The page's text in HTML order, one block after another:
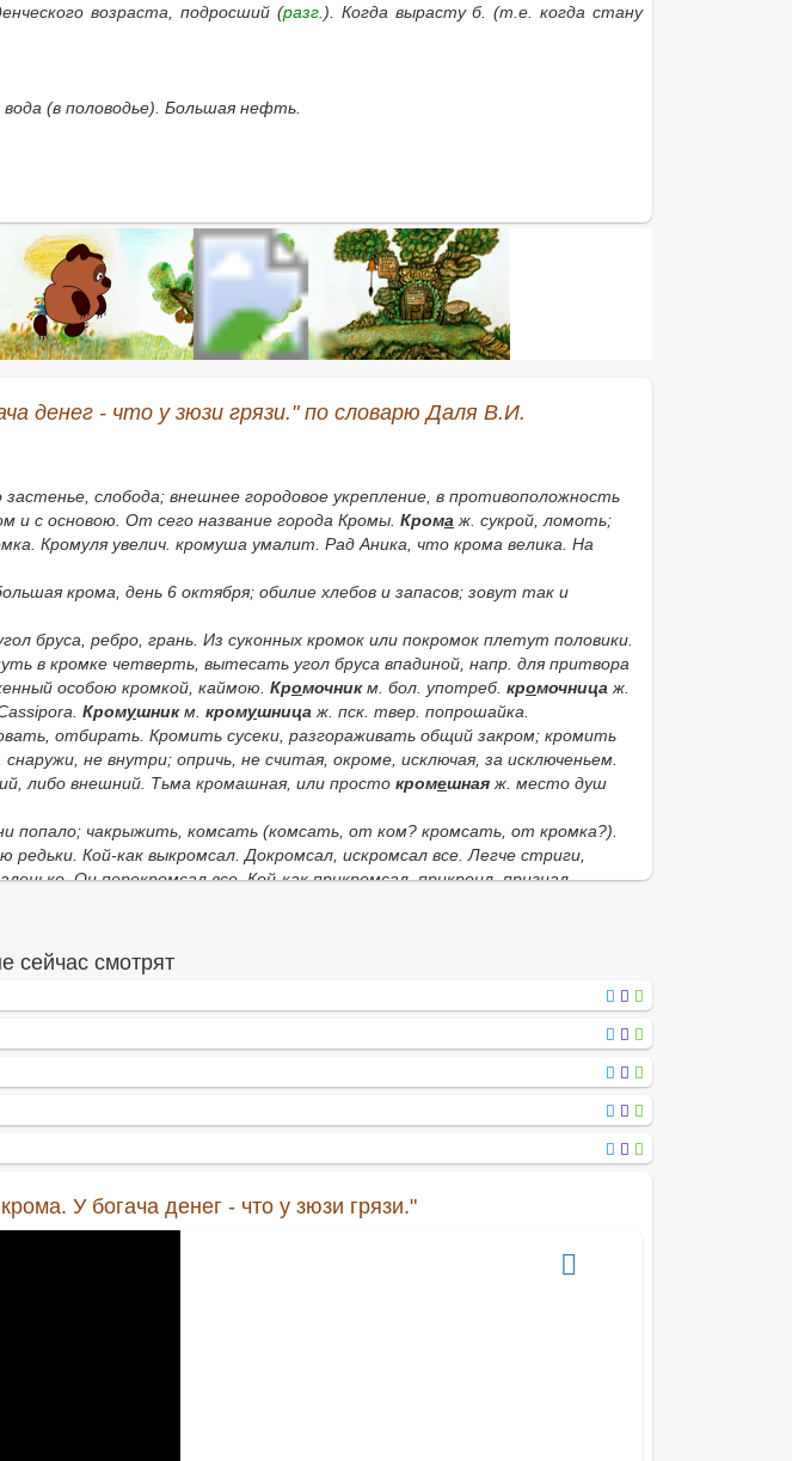
возраста, подросший (разг. ). Когда вырасту б. (т.е. когда стану
(в половодье). Большая нефть.
грязи.отсутствует в приведённом списке, то его можно найти с
денег - что у зюзи грязи." по словарю Даля В.И.
застенье , слобода; внешнее городовое укрепление, в противоположность
и с основою. От сего название города Кромы. Крома ж. сукрой, ломоть;
Кромуля увелич. кромуша умалит. Рад Аника, что крома велика. На
крома , день 6 октября; обилие хлебов и запасов; зовут так и
бруса, ребро, грань. Из суконных кромок или покромок плетут половики
в кромке четверть , вытесать угол бруса впадиной, напр. для притвора
особою кромкой, каймою. Кромочникм. бол. употреб. кромочница ж.
Кромушникм. кромушница ж. пск. твер. попрошайка.
отбирать. Кромить сусеки , разгораживать общий закром; кромить
снаружи, не внутри; опричь, не считая, окроме, исключая, за исключеньем.
либо внешний. Тьма кромашная , или просто кромешная ж. место душ
попало; чакрыжить, комсать (комсать, от ком? кромсать, от кромка?).
редьки. Кой-как выкромсал. Докромсал, искромсал все. Легче стриги,
Он перекромсал все. Кой-как прикромсал, прикроил, пригнал.
сейчас смотрят
У богача денег - что у зюзи грязи."